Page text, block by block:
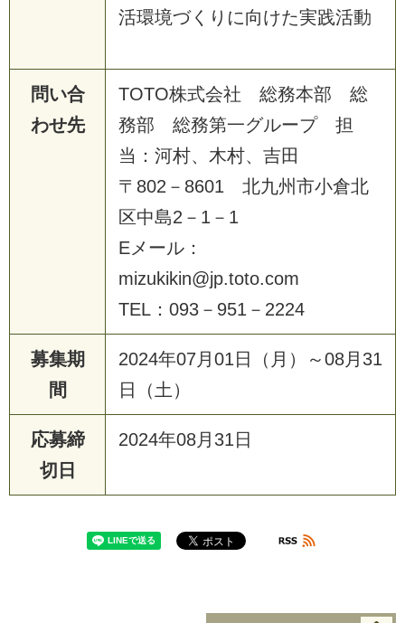
活環境づくりに向けた実践活動
問い合
わせ先
TOTO株式会社 総務本部 総
務部 総務第一グループ 担
当：河村、木村、吉田
〒802－8601 北九州市小倉北
区中島2－1－1
Eメール：
mizukikin@jp.toto.com
TEL：093－951－2224
募集期
間
2024年07月01日（月）～08月31
日（土）
応募締
切日
2024年08月31日